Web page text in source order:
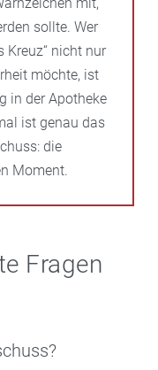
sollte. Wer
Kreuz“ nicht nur
möchte, ist
in der Apotheke
ist genau das
die
Moment.
Fragen